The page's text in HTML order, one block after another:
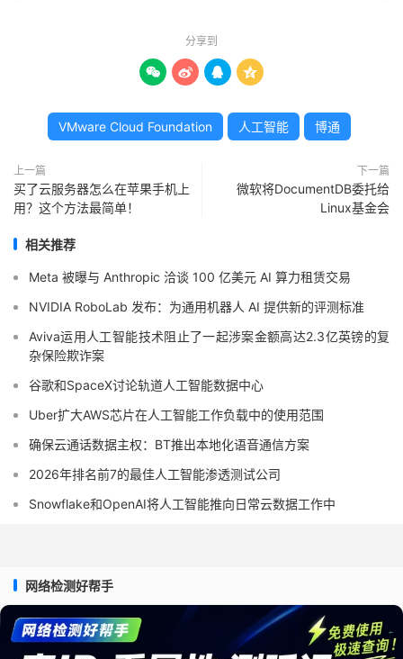
分享到
   
VMware Cloud Foundation 人工智能 博通
上一篇
买了云服务器怎么在苹果手机上
用？这个方法最简单！
下一篇
微软将DocumentDB委托给
Linux基金会
相关推荐
Meta 被曝与 Anthropic 洽谈 100 亿美元 AI 算力租赁交易
NVIDIA RoboLab 发布：为通用机器人 AI 提供新的评测标准
Aviva运用人工智能技术阻止了一起涉案金额高达2.3亿英镑的复
杂保险欺诈案
谷歌和SpaceX讨论轨道人工智能数据中心
Uber扩大AWS芯片在人工智能工作负载中的使用范围
确保云通话数据主权：BT推出本地化语音通信方案
2026年排名前7的最佳人工智能渗透测试公司
Snowflake和OpenAI将人工智能推向日常云数据工作中
网络检测好帮手